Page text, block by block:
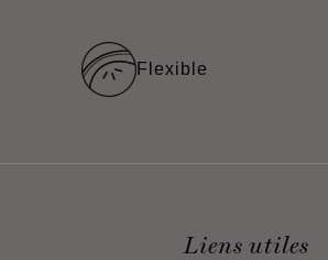
Flexible
Liens utiles